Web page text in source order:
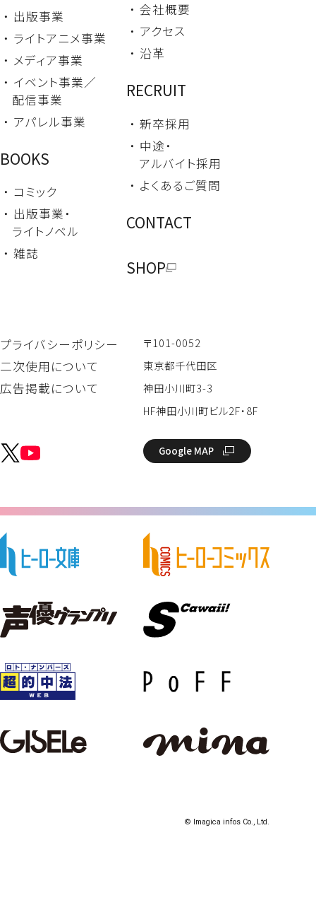
プライバシーポリシー
二次使用について
広告掲載について
〒101-0052
東京都千代田区
神田小川町3-3
HF神田小川町ビル2F・8F
Google MAP
・ 出版事業
・ ライトアニメ事業
・ メディア事業
・ イベント事業／
配信事業
・ アパレル事業
BOOKS
・ コミック
・ 出版事業・
ライトノベル
・ 雑誌
・ 会社概要
・ アクセス
・ 沿革
RECRUIT
・ 新卒採用
・ 中途・
アルバイト採用
・ よくあるご質問
CONTACT
SHOP
© Imagica infos Co., Ltd.